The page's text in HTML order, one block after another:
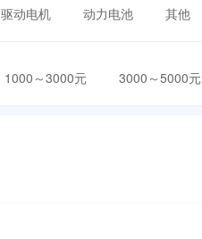
驱动电机 动力电池 其他
1000～3000元 3000～5000元